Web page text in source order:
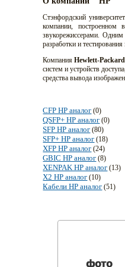
Стэнфордский
компании, построенном
звукорежиссерами.
разработки и
КомпанияHewlett-
систем и устройств
средства вывода
CFP HP аналог (0)
QSFP+ HP аналог (0)
SFP HP аналог (80)
SFP+ HP аналог (18)
XFP HP аналог (24)
GBIC HP аналог (8)
XENPAK HP аналог (13)
X2 HP аналог (10)
Кабели HP аналог (51)